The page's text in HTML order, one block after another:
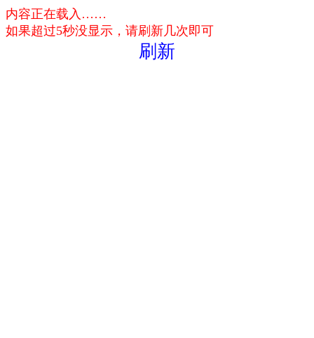
内容正在载入……
如果超过5秒没显示，请刷新几次即可
刷新